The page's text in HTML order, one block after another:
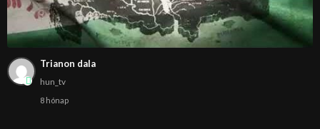
Trianon dala
hun_tv
8 hónap